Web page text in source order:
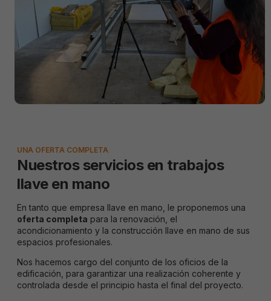
UNA OFERTA COMPLETA
Nuestros servicios en trabajos
llave en mano
En tanto que empresa llave en mano, le proponemos una
oferta completa para la renovación, el
acondicionamiento y la construcción llave en mano de sus
espacios profesionales.
Nos hacemos cargo del conjunto de los oficios de la
edificación, para garantizar una realización coherente y
controlada desde el principio hasta el final del proyecto.
optionnels. Ils
sont
nécessaires au
fonctionnement
du site.
Analytiques /
de
fonctionnalités
son utilisation.
Ils ont pour
but de faire
fonctionner le
site le mieux